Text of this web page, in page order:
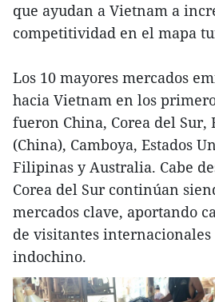
que ayudan a Vietnam a
competitividad en el mapa
Los 10 mayores mercados
hacia Vietnam en los
fueron China, Corea del Sur,
(China), Camboya, Estados
Filipinas y Australia. Cabe
Corea del Sur continúan
mercados clave, aportando
de visitantes
indochino.